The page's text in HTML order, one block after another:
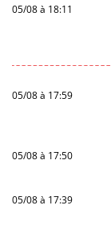
05/08 à 18:11
05/08 à 17:59
05/08 à 17:50
05/08 à 17:39